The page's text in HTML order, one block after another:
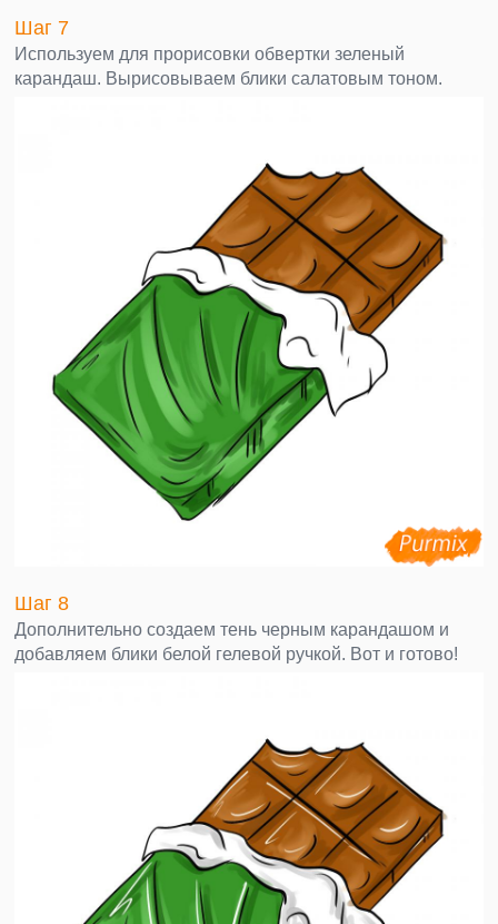
Шаг 7
Используем для прорисовки обвертки зеленый
карандаш. Вырисовываем блики салатовым тоном.
Шаг 8
Дополнительно создаем тень черным карандашом и
добавляем блики белой гелевой ручкой. Вот и готово!